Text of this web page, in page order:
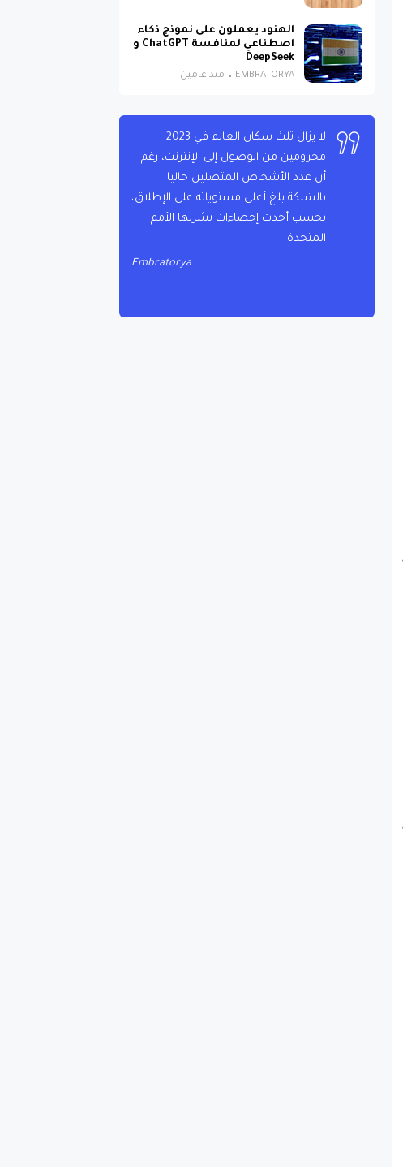
الهنود يعملون على نموذج ذكاء
اصطناعي لمنافسة ChatGPT و
DeepSeek
EMBRATORYA منذ عامين
لا يزال ثلث سكان العالم في 2023
محرومين من الوصول إلى الإنترنت، رغم
أن عدد الأشخاص المتصلين حاليا
بالشبكة بلغ أعلى مستوياته على الإطلاق،
بحسب أحدث إحصاءات نشرتها الأمم
المتحدة
Embratorya